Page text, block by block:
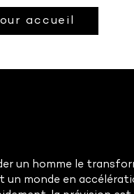
accueil
un homme le
un monde en